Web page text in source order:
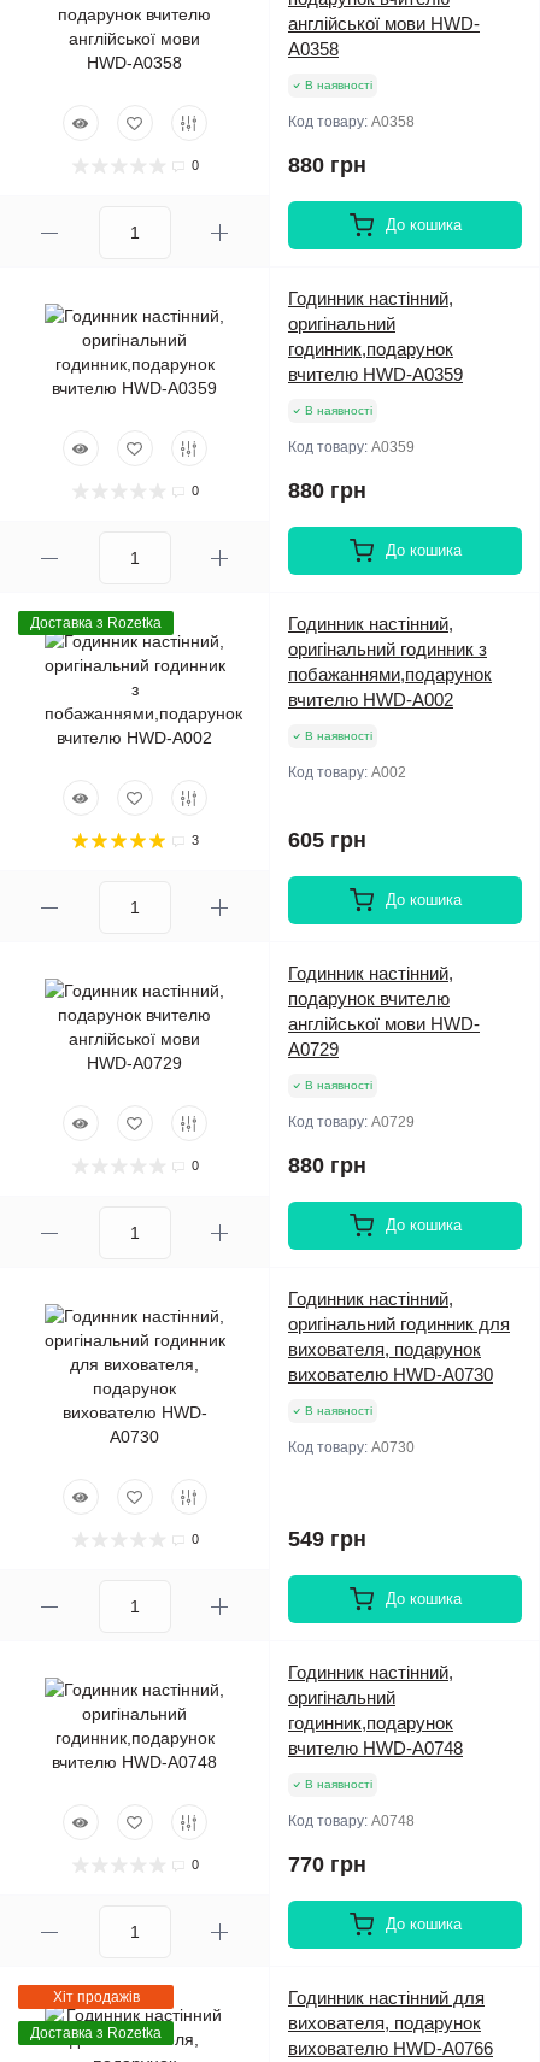
0
англійської мови HWD-
A0358
В наявності
Код товару: A0358
880 грн
До кошика
0
Годинник настінний,
оригінальний
годинник,подарунок
вчителю HWD-A0359
В наявності
Код товару: A0359
880 грн
До кошика
Доставка з Rozetka
3
Годинник настінний,
оригінальний годинник з
побажаннями,подарунок
вчителю HWD-A002
В наявності
Код товару: A002
605 грн
До кошика
0
Годинник настінний,
подарунок вчителю
англійської мови HWD-
A0729
В наявності
Код товару: A0729
880 грн
До кошика
0
Годинник настінний,
оригінальний годинник для
вихователя, подарунок
вихователю HWD-A0730
В наявності
Код товару: A0730
549 грн
До кошика
0
Годинник настінний,
оригінальний
годинник,подарунок
вчителю HWD-A0748
В наявності
Код товару: A0748
770 грн
До кошика
Хіт продажів
Доставка з Rozetka
Годинник настінний для
вихователя, подарунок
вихователю HWD-A0766